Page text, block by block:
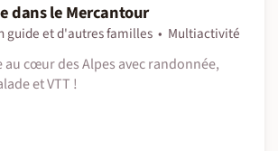
dans le Mercantour
guide et d'autres familles
Multiactivité
au cœur des Alpes avec randonnée,
et VTT !